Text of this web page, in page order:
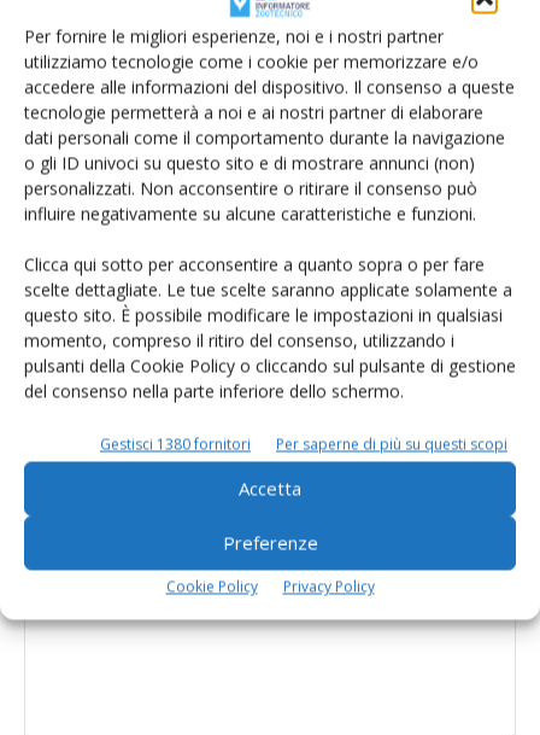
Per fornire le migliori esperienze, noi e i nostri partner
utilizziamo tecnologie come i cookie per memorizzare e/o
accedere alle informazioni del dispositivo. Il consenso a queste
tecnologie permetterà a noi e ai nostri partner di elaborare
dati personali come il comportamento durante la navigazione
o gli ID univoci su questo sito e di mostrare annunci (non)
personalizzati. Non acconsentire o ritirare il consenso può
influire negativamente su alcune caratteristiche e funzioni.
Clicca qui sotto per acconsentire a quanto sopra o per fare
scelte dettagliate. Le tue scelte saranno applicate solamente a
questo sito. È possibile modificare le impostazioni in qualsiasi
momento, compreso il ritiro del consenso, utilizzando i
pulsanti della Cookie Policy o cliccando sul pulsante di gestione
del consenso nella parte inferiore dello schermo.
Gestisci 1380 fornitori Per saperne di più su questi scopi
Accetta
Preferenze
Cookie Policy Privacy Policy
Mocellin, Confcooperative
Agroalimentare: «Con il caldo estremo
ridotta la produzione di latte»
Bresciangrana ferma il ritiro del latte e
la produzione fino al 31 agosto
Latte, salta l’intesa sul prezzo in Puglia
al tavolo regionale
LASCIA UN COMMENTO